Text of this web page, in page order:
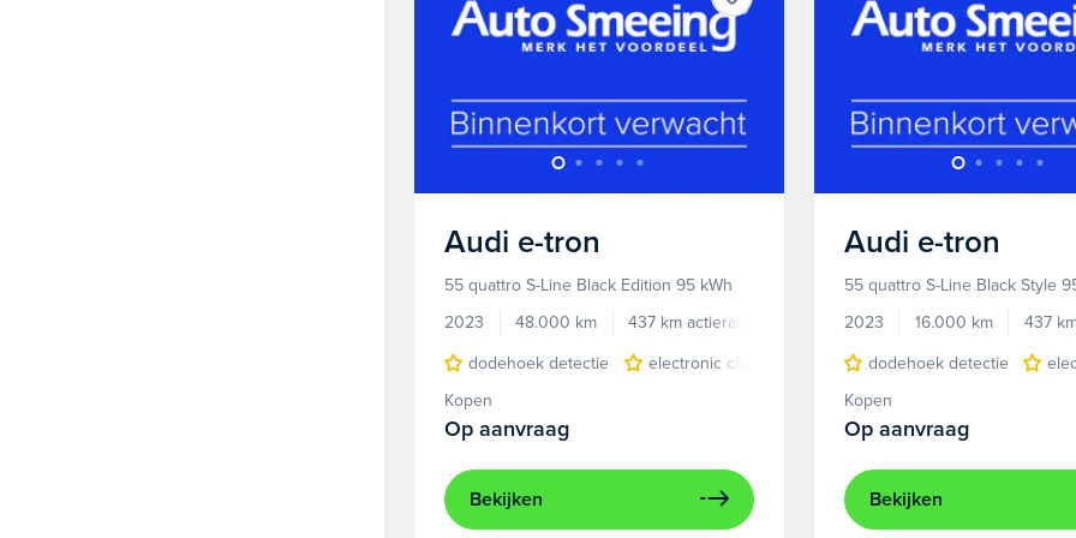
Audi e-tron
55 quattro S-Line Black Edition 95 kWh
2023
48.000 km 437 km actieradius
Elektrisch
dodehoek detectie
electronic climate controle elektrisch glazen
Kopen
Op aanvraag
Bekijken
Audi e-tron
55 quattro S-Line Black Style
2023
16.000 km 437
dodehoek detectie
Kopen
Op aanvraag
Bekijken